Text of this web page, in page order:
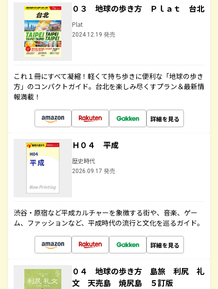
０３ 地球の歩き方 Ｐｌａｔ 台北
Plat
2024.12.19 発売
これ１冊にすべて凝縮！軽くて持ち歩きに便利な「地球の歩き
方」のコンパクトガイド。台北を楽しみ尽くすプラン＆最新情
報満載！
詳細を見る
Ｈ０４ 平成
歴史時代
2026.09.17 発売
渋谷・原宿など平成カルチャーを象徴する街や、音楽、ゲー
ム、ファッションなど、平成時代の流行と文化を巡るガイド。
詳細を見る
０４ 地球の歩き方 島旅 利尻 礼
文 天売島 焼尻島 ５訂版